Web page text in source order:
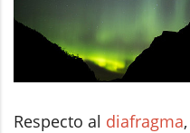
Respecto al diafragma